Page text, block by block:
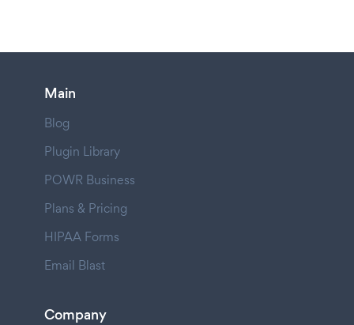
Main
Blog
Plugin Library
POWR Business
Plans & Pricing
HIPAA Forms
Email Blast
Company